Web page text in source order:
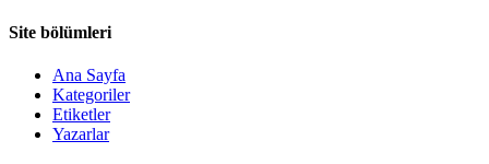
Site bölümleri
Ana Sayfa
Kategoriler
Etiketler
Yazarlar